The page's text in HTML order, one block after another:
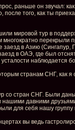
раньше он звучал:
после того, как ты
мировой тур в
многократно
в Азию (Сингапур,
в ОАЭ, где был
наблюдается
странам СНГ, как я
со стран СНГ. Были
нашими давними
для себя нашу
вы ведь